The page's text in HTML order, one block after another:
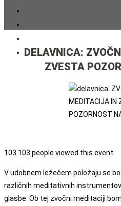
DELAVNICA:
ZVESTA
103 103 people viewed this event.
V udobnem ležečem položaju se
različnih meditativnih
glasbe. Ob tej zvočni meditaciji